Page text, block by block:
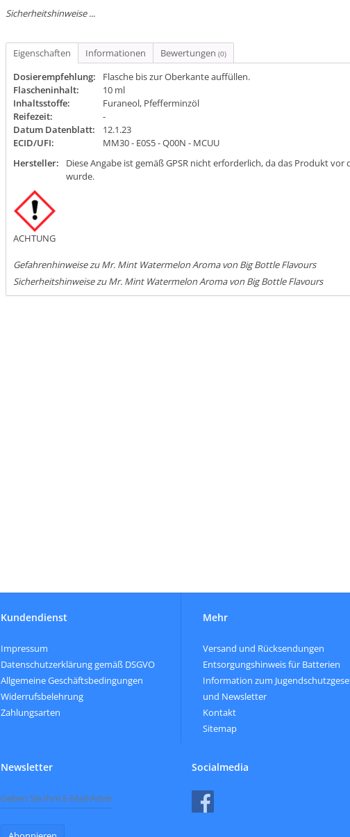
Sicherheitshinweise ...
Eigenschaften Informationen Bewertungen (0)
Dosierempfehlung:
Flasche bis zur Oberkante auffüllen.
Flascheninhalt:
10 ml
Inhaltsstoffe:
Furaneol, Pfefferminzöl
Reifezeit:
-
Datum Datenblatt:
12.1.23
ECID/UFI:
MM30 - E0S5 - Q00N - MCUU
Hersteller:
Diese Angabe ist gemäß GPSR nicht erforderlich, da das Produkt
wurde.
ACHTUNG
Gefahrenhinweise zu Mr. Mint Watermelon Aroma von Big Bottle Flavours
Sicherheitshinweise zu Mr. Mint Watermelon Aroma von Big Bottle Flavours
Kundendienst
Impressum
Datenschutzerklärung gemäß DSGVO
Allgemeine Geschäftsbedingungen
Widerrufsbelehrung
Zahlungsarten
Mehr
Versand und Rücksendungen
Entsorgungshinweis für Batterien
Information zum
und Newsletter
Kontakt
Sitemap
Newsletter Socialmedia